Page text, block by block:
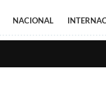
NACIONAL